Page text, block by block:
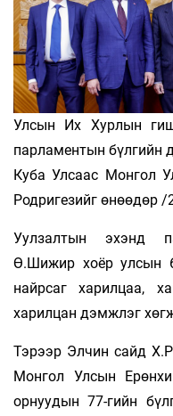
Улсын Их Хурлын
парламентын
Куба Улсаас Монгол
Родригезийг өнөөдөр
Уулзалтын эхэнд
Ө.Шижир хоёр улсын
найрсаг харилцаа,
харилцан дэмжлэг
Тэрээр Элчин сайд
Монгол Улсын
орнуудын 77-гийн